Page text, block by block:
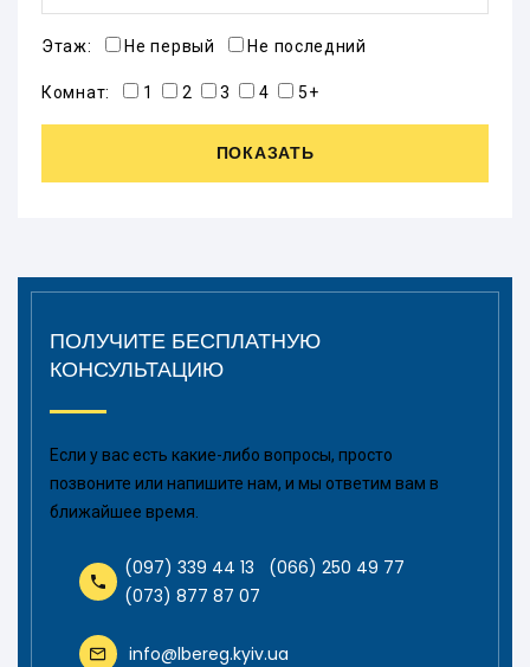
Этаж: Не первый Не последний
Комнат: 1 2 3 4 5+
ПОКАЗАТЬ
ПОЛУЧИТЕ БЕСПЛАТНУЮ
КОНСУЛЬТАЦИЮ
Если у вас есть какие-либо вопросы, просто
позвоните или напишите нам, и мы ответим вам в
ближайшее время.
(097) 339 44 13
(066) 250 49 77
(073) 877 87 07
info@lbereg.kyiv.ua